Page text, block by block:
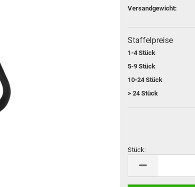
Versandgewicht:
Staffelpreise
1-4 Stück
5-9 Stück
10-24 Stück
> 24 Stück
Stück:
Stück